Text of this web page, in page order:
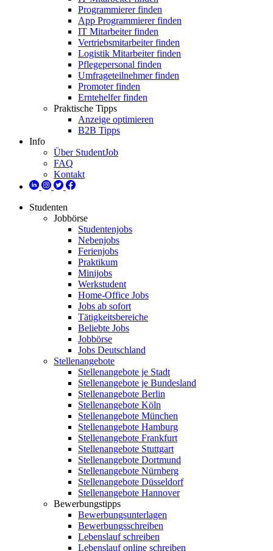
Programmierer finden
App Programmierer finden
IT Mitarbeiter finden
Vertriebsmitarbeiter finden
Logistik Mitarbeiter finden
Pflegepersonal finden
Umfrageteilnehmer finden
Promoter finden
Erntehelfer finden
Praktische Tipps
Anzeige optimieren
B2B Tipps
Info
Über StudentJob
FAQ
Kontakt
Studenten
Jobbörse
Studentenjobs
Nebenjobs
Ferienjobs
Praktikum
Minijobs
Werkstudent
Home-Office Jobs
Jobs ab sofort
Tätigkeitsbereiche
Beliebte Jobs
Jobbörse
Jobs Deutschland
Stellenangebote
Stellenangebote je Stadt
Stellenangebote je Bundesland
Stellenangebote Berlin
Stellenangebote Köln
Stellenangebote München
Stellenangebote Hamburg
Stellenangebote Frankfurt
Stellenangebote Stuttgart
Stellenangebote Dortmund
Stellenangebote Nürnberg
Stellenangebote Düsseldorf
Stellenangebote Hannover
Bewerbungstipps
Bewerbungsunterlagen
Bewerbungsschreiben
Lebenslauf schreiben
Lebenslauf online schreiben